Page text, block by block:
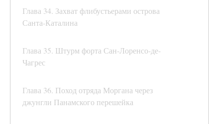
Глава 34. Захват флибустьерами острова
Санта-Каталина
Глава 35. Штурм форта Сан-Лоренсо-де-
Чагрес
Глава 36. Поход отряда Моргана через
джунгли Панамского перешейка